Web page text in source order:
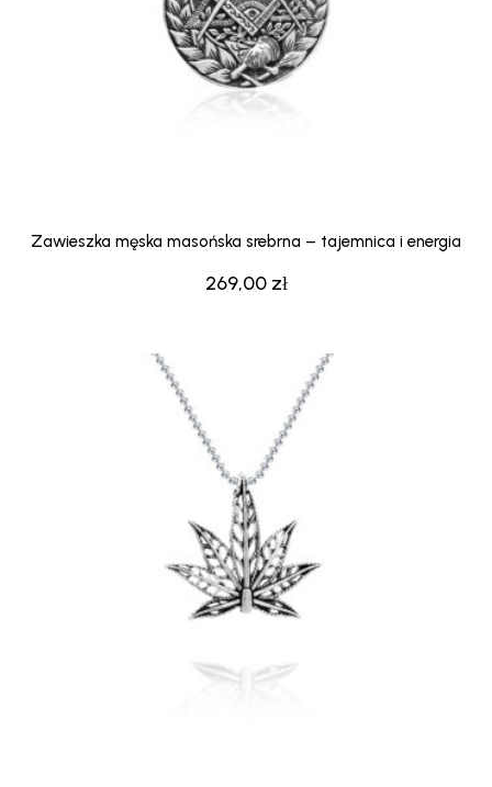
269,00 zł
Zawieszka męska masońska srebrna – tajemnica i energia